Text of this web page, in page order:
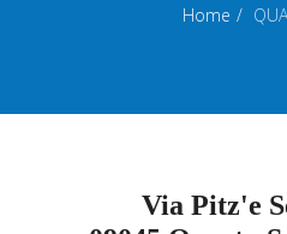
Home
Via Pitz'e